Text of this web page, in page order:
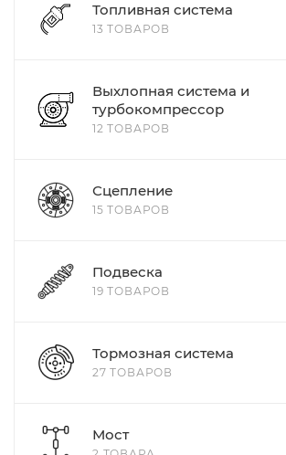
Топливная система
13 ТОВАРОВ
Выхлопная система и
турбокомпрессор
12 ТОВАРОВ
Сцепление
15 ТОВАРОВ
Подвеска
19 ТОВАРОВ
Тормозная система
27 ТОВАРОВ
Мост